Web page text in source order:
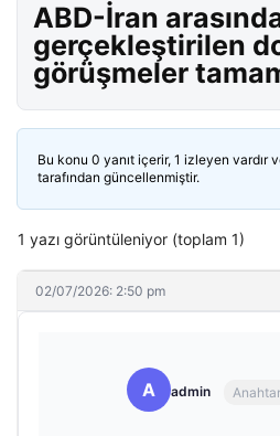
ABD-İran
gerçekleştirilen
görüşmeler
Bu konu 0 yanıt içerir, 1 izleyen vardır
tarafından güncellenmiştir.
1 yazı görüntüleniyor (toplam 1)
02/07/2026: 2:50 pm
A admin